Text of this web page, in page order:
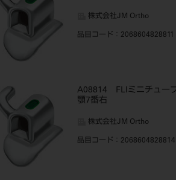
株式会社JM Ortho
品目コード ：2068604828811
A08814 FLIミニチュー
顎7番右
株式会社JM Ortho
品目コード ：2068604828814